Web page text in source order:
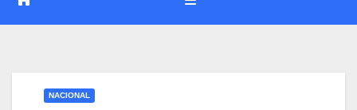
NACIONAL